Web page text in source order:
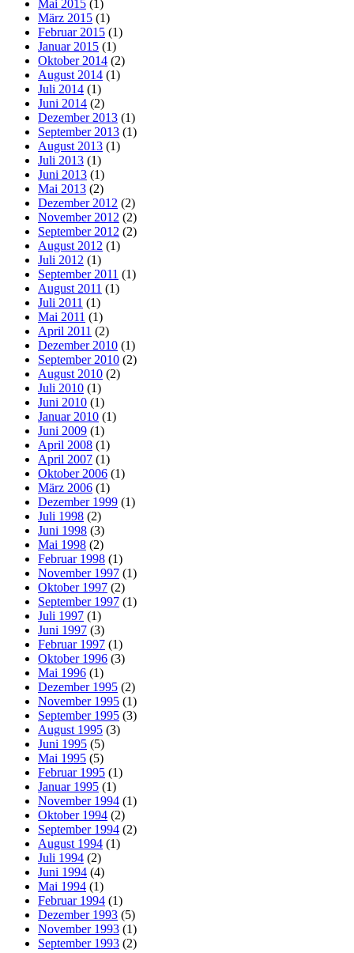
Mai 2015 (1)
März 2015 (1)
Februar 2015 (1)
Januar 2015 (1)
Oktober 2014 (2)
August 2014 (1)
Juli 2014 (1)
Juni 2014 (2)
Dezember 2013 (1)
September 2013 (1)
August 2013 (1)
Juli 2013 (1)
Juni 2013 (1)
Mai 2013 (2)
Dezember 2012 (2)
November 2012 (2)
September 2012 (2)
August 2012 (1)
Juli 2012 (1)
September 2011 (1)
August 2011 (1)
Juli 2011 (1)
Mai 2011 (1)
April 2011 (2)
Dezember 2010 (1)
September 2010 (2)
August 2010 (2)
Juli 2010 (1)
Juni 2010 (1)
Januar 2010 (1)
Juni 2009 (1)
April 2008 (1)
April 2007 (1)
Oktober 2006 (1)
März 2006 (1)
Dezember 1999 (1)
Juli 1998 (2)
Juni 1998 (3)
Mai 1998 (2)
Februar 1998 (1)
November 1997 (1)
Oktober 1997 (2)
September 1997 (1)
Juli 1997 (1)
Juni 1997 (3)
Februar 1997 (1)
Oktober 1996 (3)
Mai 1996 (1)
Dezember 1995 (2)
November 1995 (1)
September 1995 (3)
August 1995 (3)
Juni 1995 (5)
Mai 1995 (5)
Februar 1995 (1)
Januar 1995 (1)
November 1994 (1)
Oktober 1994 (2)
September 1994 (2)
August 1994 (1)
Juli 1994 (2)
Juni 1994 (4)
Mai 1994 (1)
Februar 1994 (1)
Dezember 1993 (5)
November 1993 (1)
September 1993 (2)